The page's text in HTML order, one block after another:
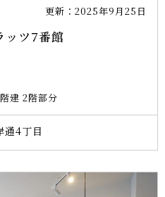
更新：2025年9月25日
ッツ7番館
建 2階部分
通4丁目